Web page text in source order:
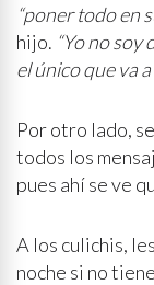
“poner todo en
hijo. “Yo no soy
el único que va
Por otro lado,
todos los
pues ahí se ve
A los culichis,
noche si no